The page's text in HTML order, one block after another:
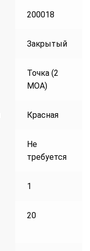
200018
Закрытый
Точка (2
МОА)
Красная
Не
требуется
1
20